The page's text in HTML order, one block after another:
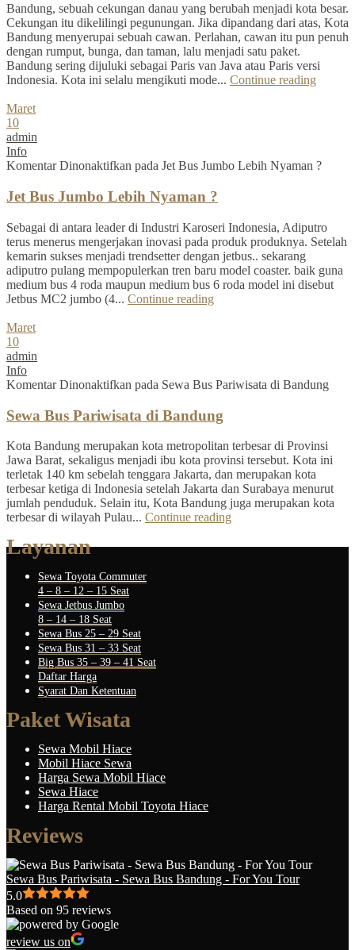
Bandung, sebuah cekungan danau yang berubah menjadi kota besar.
Cekungan itu dikelilingi pegunungan. Jika dipandang dari atas, Kota
Bandung menyerupai sebuah cawan. Perlahan, cawan itu pun penuh
dengan rumput, bunga, dan taman, lalu menjadi satu paket.
Bandung sering dijuluki sebagai Paris van Java atau Paris versi
Indonesia. Kota ini selalu mengikuti mode... Continue reading
Maret
10
admin
Info
Komentar Dinonaktifkan pada Jet Bus Jumbo Lebih Nyaman ?
Jet Bus Jumbo Lebih Nyaman ?
Sebagai di antara leader di Industri Karoseri Indonesia, Adiputro
terus menerus mengerjakan inovasi pada produk produknya. Setelah
kemarin sukses menjadi trendsetter dengan jetbus.. sekarang
adiputro pulang mempopulerkan tren baru model coaster. baik guna
medium bus 4 roda maupun medium bus 6 roda model ini disebut
Jetbus MC2 jumbo (4... Continue reading
Maret
10
admin
Info
Komentar Dinonaktifkan pada Sewa Bus Pariwisata di Bandung
Sewa Bus Pariwisata di Bandung
Kota Bandung merupakan kota metropolitan terbesar di Provinsi
Jawa Barat, sekaligus menjadi ibu kota provinsi tersebut. Kota ini
terletak 140 km sebelah tenggara Jakarta, dan merupakan kota
terbesar ketiga di Indonesia setelah Jakarta dan Surabaya menurut
jumlah penduduk. Selain itu, Kota Bandung juga merupakan kota
terbesar di wilayah Pulau... Continue reading
Layanan
Sewa Toyota Commuter
4 – 8 – 12 – 15 Seat
Sewa Jetbus Jumbo
8 – 14 – 18 Seat
Sewa Bus 25 – 29 Seat
Sewa Bus 31 – 33 Seat
Big Bus 35 – 39 – 41 Seat
Daftar Harga
Syarat Dan Ketentuan
Paket Wisata
Sewa Mobil Hiace
Mobil Hiace Sewa
Harga Sewa Mobil Hiace
Sewa Hiace
Harga Rental Mobil Toyota Hiace
Reviews
Sewa Bus Pariwisata - Sewa Bus Bandung - For You Tour
5.0
Based on 95 reviews
review us on